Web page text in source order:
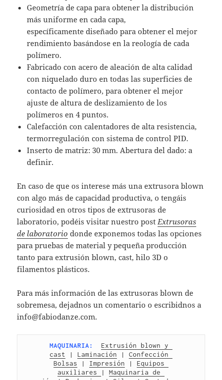
Geometría de capa para obtener la distribución
más uniforme en cada capa,
específicamente diseñado para obtener el mejor
rendimiento basándose en la reología de cada
polímero.
Fabricado con acero de aleación de alta calidad
con niquelado duro en todas las superficies de
contacto de polímero, para obtener el mejor
ajuste de altura de deslizamiento de los
polímeros en 4 puntos.
Calefacción con calentadores de alta resistencia,
termorregulación con sistema de control PID.
Inserto de matriz: 30 mm. Abertura del dado: a
definir.
En caso de que os interese más una extrusora blown
con algo más de capacidad productiva, o tengáis
curiosidad en otros tipos de extrusoras de
laboratorio, podéis visitar nuestro postExtrusoras
de laboratorio donde exponemos todas las opciones
para pruebas de material y pequeña producción
tanto para extrusión blown, cast, hilo 3D o
filamentos plásticos.
Para más información de las extrusoras blown de
sobremesa, dejadnos un comentario o escribidnos a
info@fabiodanze.com.
MAQUINARIA:
Extrusión blown y
cast | Laminación | Confección
Bolsas | Impresión | Equipos
auxiliares
| Maquinaria de